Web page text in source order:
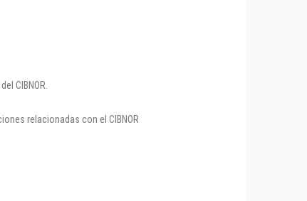
CIBNOR.
relacionadas con el CIBNOR